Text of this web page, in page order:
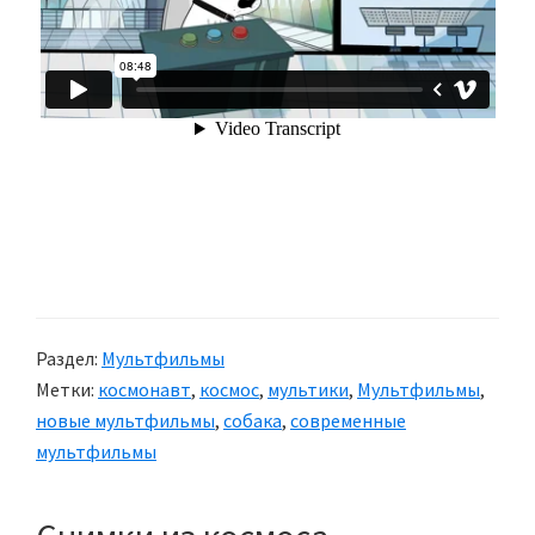
Раздел: Мультфильмы
Метки: космонавт, космос, мультики, Мультфильмы,
новые мультфильмы, собака, современные
мультфильмы